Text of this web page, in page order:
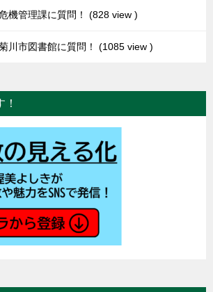
機管理課に質問！ 828 view
川市図書館に質問！ 1085 view